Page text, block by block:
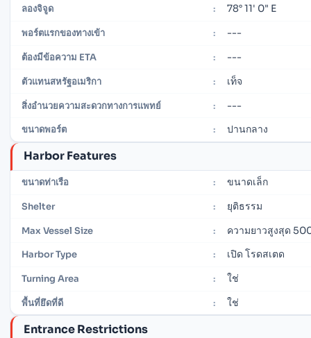
ลองจิจูด : 78° 11' 0" E
พอร์ตแรกของทางเข้า : ---
ต้องมีข้อความ ETA : ---
ตัวแทนสหรัฐอเมริกา : เท็จ
สิ่งอำนวยความสะดวกทางการแพทย์ : ---
ขนาดพอร์ต : ปานกลาง
Harbor Features
ขนาดท่าเรือ : ขนาดเล็ก
Shelter : ยุติธรรม
Max Vessel Size : ความยาวสูงสุด
Harbor Type : เปิด โรดสเตด
Turning Area : ใช่
พื้นที่ยึดที่ดี : ใช่
Entrance Restrictions